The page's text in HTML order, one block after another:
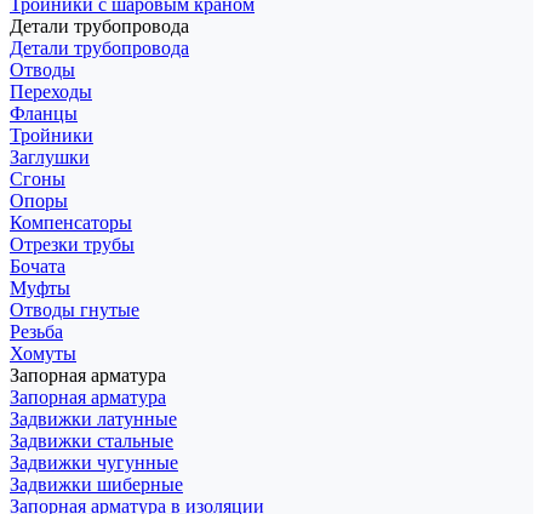
Тройники с шаровым краном
Детали трубопровода
Детали трубопровода
Отводы
Переходы
Фланцы
Тройники
Заглушки
Сгоны
Опоры
Компенсаторы
Отрезки трубы
Бочата
Муфты
Отводы гнутые
Резьба
Хомуты
Запорная арматура
Запорная арматура
Задвижки латунные
Задвижки стальные
Задвижки чугунные
Задвижки шиберные
Запорная арматура в изоляции